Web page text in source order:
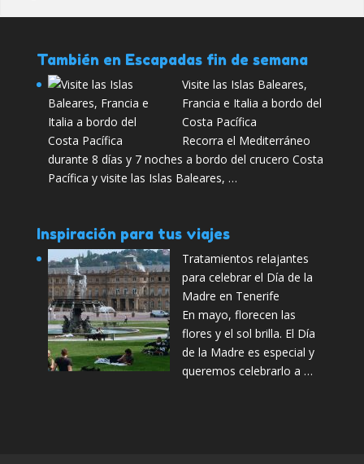
También en Escapadas fin de semana
Visite las Islas Baleares,
Francia e Italia a bordo del
Costa Pacífica
Recorra el Mediterráneo
durante 8 días y 7 noches a bordo del crucero Costa
Pacífica y visite las Islas Baleares, …
Inspiración para tus viajes
Tratamientos relajantes
para celebrar el Día de la
Madre en Tenerife
En mayo, florecen las
flores y el sol brilla. El Día
de la Madre es especial y
queremos celebrarlo a …